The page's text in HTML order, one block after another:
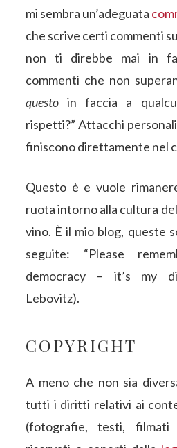
mi sembra un’adeguata
che scrive certi commenti
non ti direbbe mai in
commenti che non
questo in faccia a
rispetti?” Attacchi
finiscono direttamente nel
Questo è e vuole
ruota intorno alla cultura
vino. È il mio blog, queste
seguite: “Please
democracy – it’s my
Lebovitz).
COPYRIGHT
A meno che non sia
tutti i diritti relativi ai
(fotografie, testi, filmati